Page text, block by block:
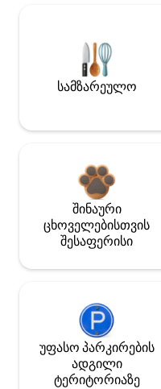
სამზარეულო
შინაური
ცხოველებისთვის
შესაფერისი
უფასო პარკირების
ადგილი
ტერიტორიაზე